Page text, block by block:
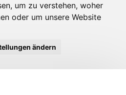
um zu verstehen, woher
oder um unsere Website
ändern